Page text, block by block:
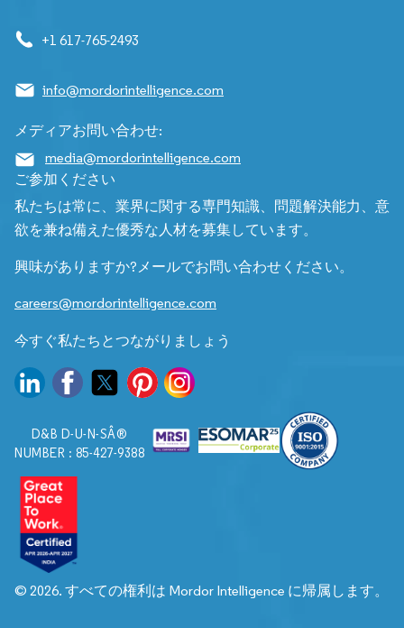
+1 617-765-2493
info@mordorintelligence.com
メディアお問い合わせ:
media@mordorintelligence.com
ご参加ください
私たちは常に、業界に関する専門知識、問題解決能力、意
欲を兼ね備えた優秀な人材を募集しています。
興味がありますか?メールでお問い合わせください。
careers@mordorintelligence.com
今すぐ私たちとつながりましょう
D&B D-U-N-SÂ®
NUMBER : 85-427-9388
© 2026. すべての権利は Mordor Intelligence に帰属します。